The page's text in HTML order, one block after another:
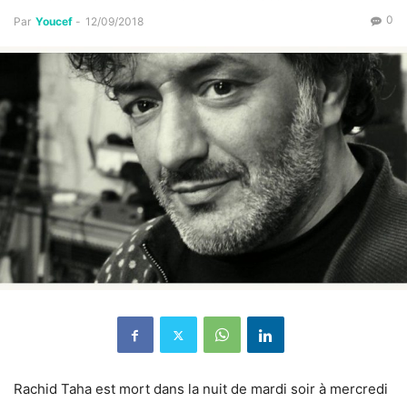
Par Youcef - 12/09/2018 0
Rachid Taha est mort dans la nuit de mardi soir à mercredi